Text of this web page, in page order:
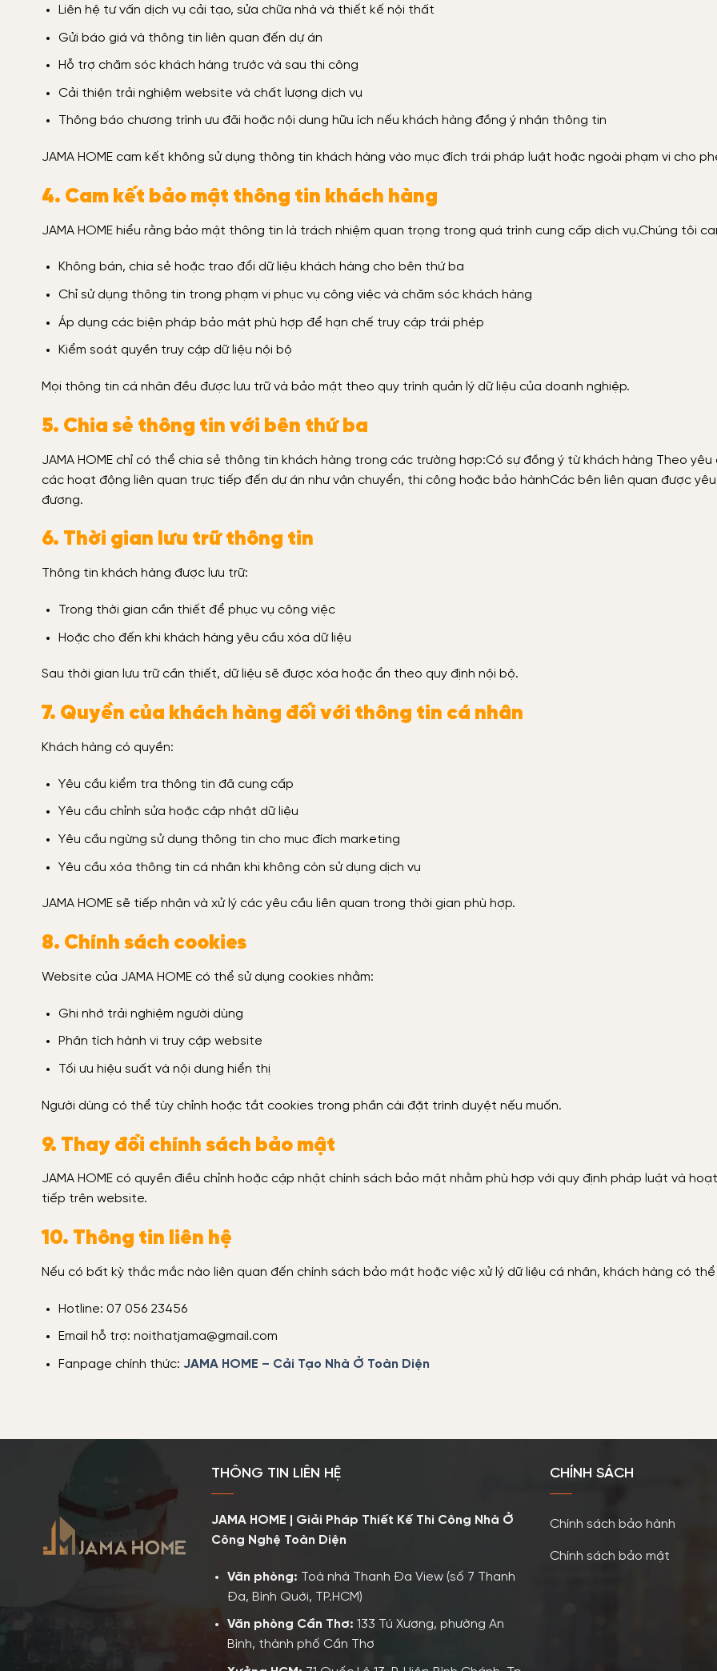
Liên hệ tư vấn dịch vụ cải tạo, sửa chữa nhà và thiết kế nội thất
Gửi báo giá và thông tin liên quan đến dự án
Hỗ trợ chăm sóc khách hàng trước và sau thi công
Cải thiện trải nghiệm website và chất lượng dịch vụ
Thông báo chương trình ưu đãi hoặc nội dung hữu ích nếu khách hàng đồng ý nhận thông tin
JAMA HOME cam kết không sử dụng thông tin khách hàng vào mục đích trái pháp luật hoặc ngoài phạm vi cho
4. Cam kết bảo mật thông tin khách hàng
JAMA HOME hiểu rằng bảo mật thông tin là trách nhiệm quan trọng trong quá trình cung cấp dịch vụ.Chúng tôi
Không bán, chia sẻ hoặc trao đổi dữ liệu khách hàng cho bên thứ ba
Chỉ sử dụng thông tin trong phạm vi phục vụ công việc và chăm sóc khách hàng
Áp dụng các biện pháp bảo mật phù hợp để hạn chế truy cập trái phép
Kiểm soát quyền truy cập dữ liệu nội bộ
Mọi thông tin cá nhân đều được lưu trữ và bảo mật theo quy trình quản lý dữ liệu của doanh nghiệp.
5. Chia sẻ thông tin với bên thứ ba
JAMA HOME chỉ có thể chia sẻ thông tin khách hàng trong các trường hợp:Có sự đồng ý từ khách hàng Theo
các hoạt động liên quan trực tiếp đến dự án như vận chuyển, thi công hoặc bảo hànhCác bên liên quan được
đương.
6. Thời gian lưu trữ thông tin
Thông tin khách hàng được lưu trữ:
Trong thời gian cần thiết để phục vụ công việc
Hoặc cho đến khi khách hàng yêu cầu xóa dữ liệu
Sau thời gian lưu trữ cần thiết, dữ liệu sẽ được xóa hoặc ẩn theo quy định nội bộ.
7. Quyền của khách hàng đối với thông tin cá nhân
Khách hàng có quyền:
Yêu cầu kiểm tra thông tin đã cung cấp
Yêu cầu chỉnh sửa hoặc cập nhật dữ liệu
Yêu cầu ngừng sử dụng thông tin cho mục đích marketing
Yêu cầu xóa thông tin cá nhân khi không còn sử dụng dịch vụ
JAMA HOME sẽ tiếp nhận và xử lý các yêu cầu liên quan trong thời gian phù hợp.
8. Chính sách cookies
Website của JAMA HOME có thể sử dụng cookies nhằm:
Ghi nhớ trải nghiệm người dùng
Phân tích hành vi truy cập website
Tối ưu hiệu suất và nội dung hiển thị
Người dùng có thể tùy chỉnh hoặc tắt cookies trong phần cài đặt trình duyệt nếu muốn.
9. Thay đổi chính sách bảo mật
JAMA HOME có quyền điều chỉnh hoặc cập nhật chính sách bảo mật nhằm phù hợp với quy định pháp luật và
tiếp trên website.
10. Thông tin liên hệ
Nếu có bất kỳ thắc mắc nào liên quan đến chính sách bảo mật hoặc việc xử lý dữ liệu cá nhân, khách hàng có thể
Hotline: 07 056 23456
Email hỗ trợ: noithatjama@gmail.com
Fanpage chính thức: JAMA HOME – Cải Tạo Nhà Ở Toàn Diện
THÔNG TIN LIÊN HỆ
JAMA HOME | Giải Pháp Thiết Kế Thi Công Nhà Ở
Công Nghệ Toàn Diện
Văn phòng: Toà nhà Thanh Đa View (số 7 Thanh
Đa, Bình Quới, TP.HCM)
Văn phòng Cần Thơ: 133 Tú Xương, phường An
Bình, thành phố Cần Thơ
CHÍNH SÁCH
Chính sách bảo hành
Chính sách bảo mật